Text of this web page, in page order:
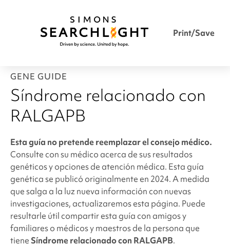
Print/Save
GENE GUIDE
Síndrome relacionado con
RALGAPB
Esta guía no pretende reemplazar el consejo médico.
Consulte con su médico acerca de sus resultados
genéticos y opciones de atención médica. Esta guía
genética se publicó originalmente en 2024. A medida
que salga a la luz nueva información con nuevas
investigaciones, actualizaremos esta página. Puede
resultarle útil compartir esta guía con amigos y
familiares o médicos y maestros de la persona que
tiene Síndrome relacionado con RALGAPB.